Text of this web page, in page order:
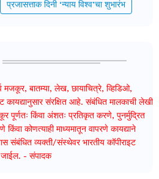
प्रजासत्ताक दिनी ‘न्याय विश्व’चा शुभारंभ
मजकूर, बातम्या, लेख, छायाचित्रे, व्हिडिओ,
कायद्यानुसार संरक्षित आहे. संबंधित मालकाची लेखी
पूर्णतः किंवा अंशतः प्रतिकृत करणे, पुनर्मुद्रित
कोणत्याही माध्यमातून वापरणे कायद्याने
संबंधित व्यक्ती/संस्थेवर भारतीय कॉपीराइट
जाईल. - संपादक